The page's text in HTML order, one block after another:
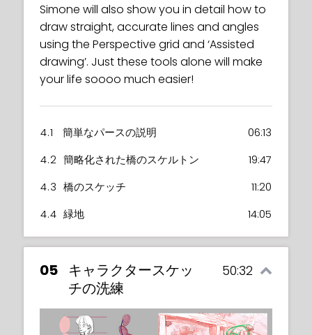
Simone will also show you in detail how to
draw straight, accurate lines and angles
using the Perspective grid and ‘Assisted
drawing’. Just these tools alone will make
your life soooo much easier!
4.1 簡単なパースの説明
06:13
4.2 簡略化された橋のスケルトン
19:47
4.3 橋のスケッチ
11:20
4.4 緑地 14:05
05
キャラクタースケッ
チの洗練
50:32